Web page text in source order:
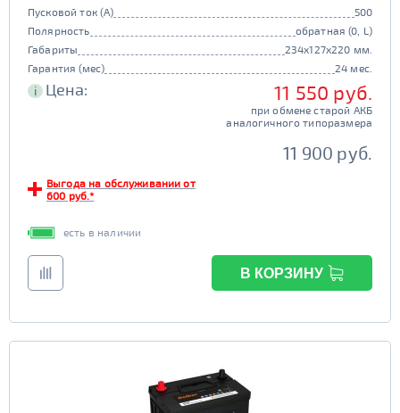
Пусковой ток (А)
500
Полярность
обратная (0, L)
Габариты
234x127x220 мм.
Гарантия (мес)
24 мес.
i Цена: 11 550 руб.
при обмене старой АКБ
аналогичного типоразмера
11 900 руб.
Выгода на обслуживании от
600 руб.*
есть в наличии
В КОРЗИНУ